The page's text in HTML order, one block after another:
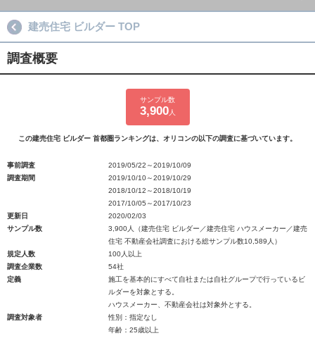
建売住宅 ビルダー TOP
調査概要
サンプル数
3,900人
この建売住宅 ビルダー 首都圏ランキングは、オリコンの以下の調査に基づいています。
事前調査
2019/05/22～2019/10/09
調査期間
2019/10/10～2019/10/29
2018/10/12～2018/10/19
2017/10/05～2017/10/23
更新日
2020/02/03
サンプル数
3,900人（建売住宅 ビルダー／建売住宅 ハウスメーカー／建売
住宅 不動産会社調査における総サンプル数10,589人）
規定人数
100人以上
調査企業数
54社
定義
施工を基本的にすべて自社または自社グループで行っているビ
ルダーを対象とする。
ハウスメーカー、不動産会社は対象外とする。
調査対象者
性別：指定なし
年齢：25歳以上